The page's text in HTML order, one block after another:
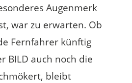
Augenmerk
war zu erwarten. Ob
Fernfahrer künftig
BILD auch noch die
bleibt